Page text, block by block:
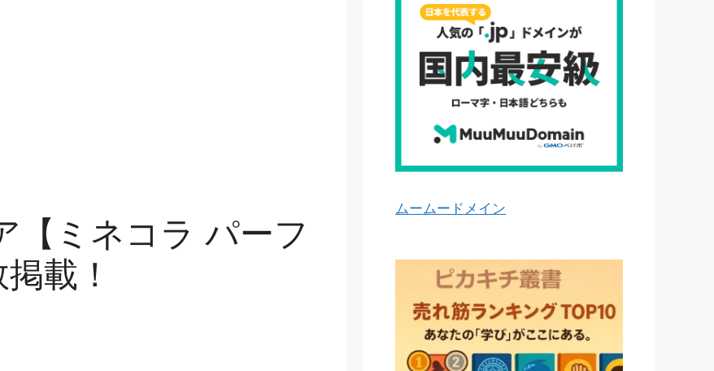
【ミネコラ パーフ
載！
ムームードメイン